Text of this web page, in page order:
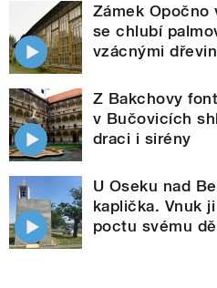
Zámek Opočno
se chlubí
vzácnými
Z Bakchovy
v Bučovicích
draci i sirény
U Oseku nad
kaplička. Vnuk
poctu svému